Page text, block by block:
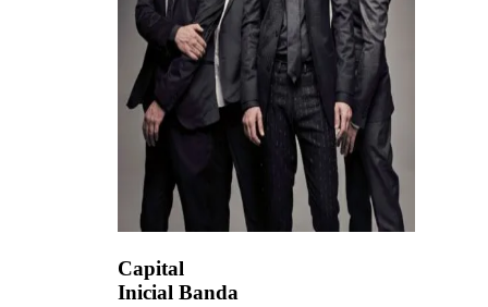
Capital
Inicial Banda